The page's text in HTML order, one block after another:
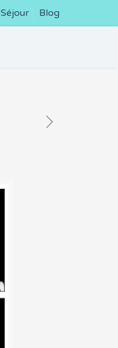
Séjour Blog